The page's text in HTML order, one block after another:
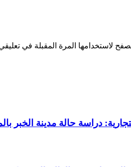
لاستخدامها المرة المقبلة في
دراسة حالة مدينة الخبر